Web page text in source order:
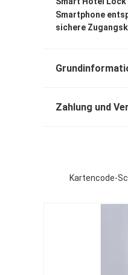
Smartphone
sichere
Zahlung und
Kartencode-